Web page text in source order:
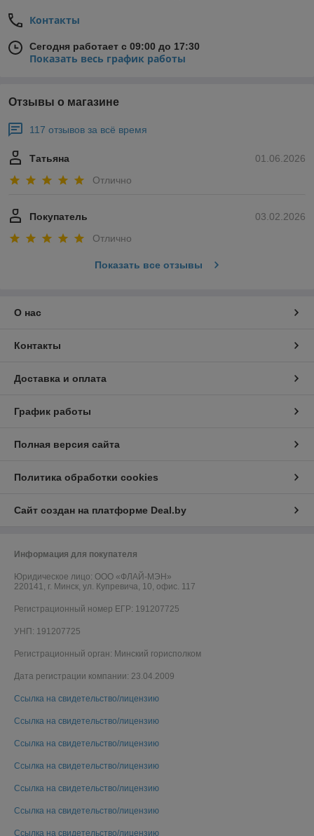
Контакты
Сегодня работает с 09:00 до 17:30
Показать весь график работы
Отзывы о магазине
117 отзывов за всё время
01.06.2026
Татьяна
Отлично
03.02.2026
Покупатель
Отлично
Показать все отзывы
О нас
Контакты
Доставка и оплата
График работы
Полная версия сайта
Политика обработки cookies
Сайт создан на платформе Deal.by
Информация для покупателя
Юридическое лицо: ООО «ФЛАЙ-МЭН»
220141, г. Минск, ул. Купревича, 10, офис. 117
Регистрационный номер ЕГР: 191207725
УНП: 191207725
Регистрационный орган: Минский горисполком
Дата регистрации компании: 23.04.2009
Ссылка на свидетельство/лицензию
Ссылка на свидетельство/лицензию
Ссылка на свидетельство/лицензию
Ссылка на свидетельство/лицензию
Ссылка на свидетельство/лицензию
Ссылка на свидетельство/лицензию
Ссылка на свидетельство/лицензию